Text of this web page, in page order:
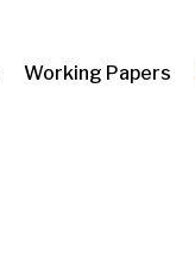
Working Papers